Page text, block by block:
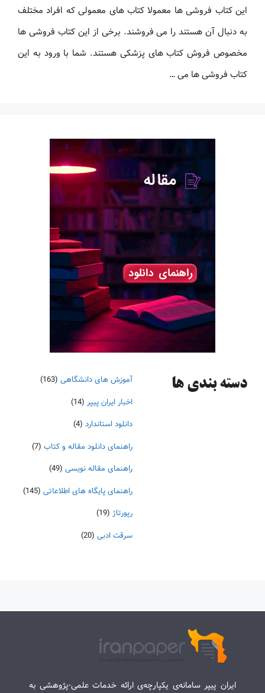
این کتاب فروشی ها معمولا کتاب های معمولی که افراد مختلف
به دنبال آن هستند را می فروشند. برخی از این کتاب فروشی ها
مخصوص فروش کتاب های پزشکی هستند. شما با ورود به این
کتاب فروشی ها می …
دسته‌ بندی ها آموزش های دانشگاهی (163)
اخبار ایران پیپر (14)
دانلود استاندارد (4)
راهنمای دانلود مقاله و کتاب (7)
راهنمای مقاله نویسی (49)
راهنمای پایگاه های اطلاعاتی (145)
رپورتاژ (19)
سرقت ادبی (20)
ایران پیپر سامانه‌ی یکپارچه‌ی ارائه خدمات علمی-پژوهشی به